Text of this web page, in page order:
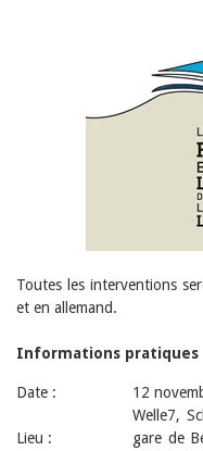
Markus Keel
Sarah Jenni
Gabriela Hammel
Tous les auteurs
Archives
Juin 2026
Toutes les interventions
et en allemand.
Informations pratiques
Date : 12
Lieu :
Welle7,
gare de